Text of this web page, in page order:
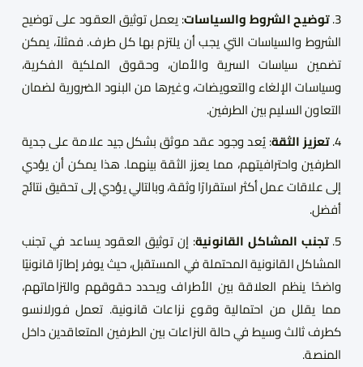
3. توضيح الشروط والسياسات: يعمل توثيق العقود على توضيح
الشروط والسياسات التي يجب أن يلتزم بها كل طرف. فمثلاً، يمكن
تضمين سياسات السرية والأمان، وحقوق الملكية الفكرية،
وسياسات الإلغاء والتعويضات، وغيرها من البنود الضرورية لضمان
التعاون السليم بين الطرفين.
4. تعزيز الثقة: يُعد وجود عقد موثق بشكل جيد علامة على جدية
الطرفين واحترافيتهم، مما يعزز الثقة بينهما. هذا يمكن أن يؤدي
إلى علاقات عمل أكثر استقرارًا وثقة، وبالتالي يؤدي إلى تحقيق نتائج
أفضل.
5. تجنب المشاكل القانونية: إن توثيق العقود يساعد في تجنب
المشاكل القانونية المحتملة في المستقبل، حيث يوفر إطارًا قانونيًا
واضحًا ينظم العلاقة بين الأطراف ويحدد حقوقهم والتزاماتهم،
مما يقلل من احتمالية وقوع نزاعات قانونية. تعمل فورلانسو
كطرف ثالث وسيط في حالة النزاعات بين الطرفين المتعاقدين داخل
المنصة.